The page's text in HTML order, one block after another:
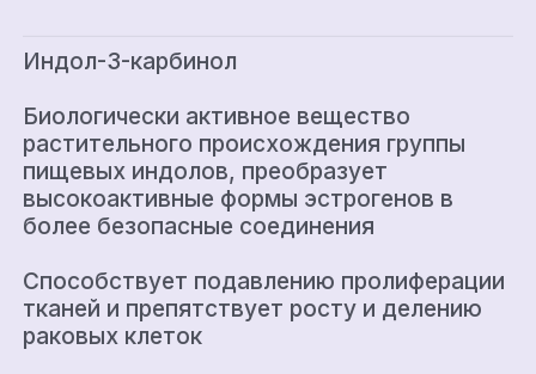
Индол-3-карбинол
Биологически активное вещество
растительного происхождения группы
пищевых индолов, преобразует
высокоактивные формы эстрогенов в
более безопасные соединения
Способствует подавлению пролиферации
тканей и препятствует росту и делению
раковых клеток